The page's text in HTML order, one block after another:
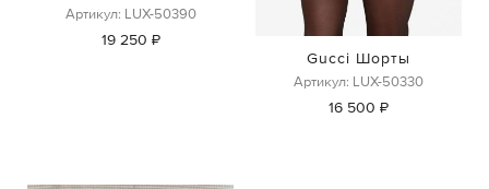
Артикул: LUX-50390
19 250 ₽
Gucci Шорты
Артикул: LUX-50330
16 500 ₽